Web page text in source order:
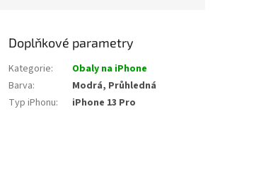
Doplňkové parametry
Kategorie:
Obaly na iPhone
Barva:
Modrá, Průhledná
Typ iPhonu: iPhone 13 Pro